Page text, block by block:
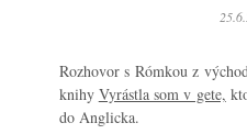
Rozhovor s Rómkou z
knihy Vyrástla som v gete,
do Anglicka.